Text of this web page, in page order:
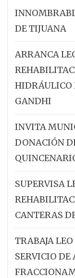
DE TIJUANA
ARRANCA
HIDRÁULICO
GANDHI
INVITA
DONACIÓN
SUPERVISA
CANTERAS
TRABAJA
SERVICIO